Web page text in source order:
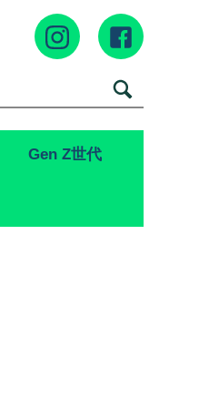
Gen Z世代